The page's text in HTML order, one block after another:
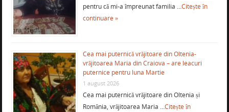
pentru că mi-a împreunat familia …Citește în
continuare »
Cea mai puternică vrăjitoare din Oltenia-
vrăjitoarea Maria din Craiova – are leacuri
puternice pentru luna Martie
1 august 2026
Cea mai puternică vrăjitoare din Oltenia și
România, vrăjitoarea Maria …Citește în